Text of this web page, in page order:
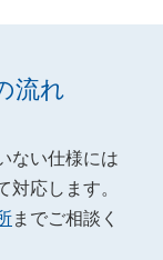
流れ
ない仕様には
対応します。
までご相談く